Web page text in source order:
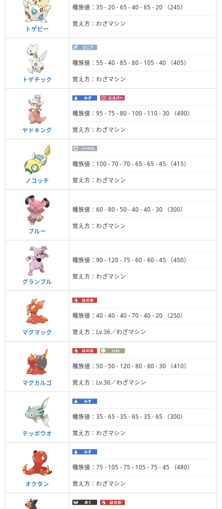
トゲピー
種族値：35 - 20 - 65 - 40 - 65 - 20 （245）
覚え方：わざマシン
トゲチック
種族値：55 - 40 - 85 - 80 - 105 - 40 （405）
覚え方：わざマシン
ヤドキング
種族値：95 - 75 - 80 - 100 - 110 - 30 （490）
覚え方：わざマシン
ノコッチ
種族値：100 - 70 - 70 - 65 - 65 - 45 （415）
覚え方：わざマシン
ブルー
種族値：60 - 80 - 50 - 40 - 40 - 30 （300）
覚え方：わざマシン
グランブル
種族値：90 - 120 - 75 - 60 - 60 - 45 （450）
覚え方：わざマシン
マグマッグ
種族値：40 - 40 - 40 - 70 - 40 - 20 （250）
覚え方：Lv.36／わざマシン
マグカルゴ
種族値：50 - 50 - 120 - 80 - 80 - 30 （410）
覚え方：Lv.36／わざマシン
テッポウオ
種族値：35 - 65 - 35 - 65 - 35 - 65 （300）
覚え方：わざマシン
オクタン
種族値：75 - 105 - 75 - 105 - 75 - 45 （480）
覚え方：わざマシン